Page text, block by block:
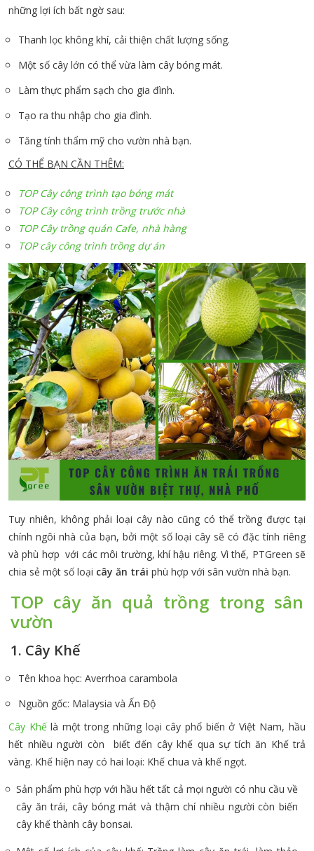
những lợi ích bất ngờ sau:
Thanh lọc không khí, cải thiện chất lượng sống.
Một số cây lớn có thể vừa làm cây bóng mát.
Làm thực phẩm sạch cho gia đình.
Tạo ra thu nhập cho gia đình.
Tăng tính thẩm mỹ cho vườn nhà bạn.
CÓ THỂ BẠN CẦN THÊM:
TOP Cây công trình tạo bóng mát
TOP Cây công trình trồng trước nhà
TOP Cây trồng quán Cafe, nhà hàng
TOP cây công trình trồng dự án
Tuy nhiên, không phải loại cây nào cũng có thể trồng được tại
chính ngôi nhà của bạn, bởi một số loại cây sẽ có đặc tính riêng
và phù hợp với các môi trường, khí hậu riêng. Vì thế, PTGreen sẽ
chia sẻ một số loại cây ăn trái phù hợp với sân vườn nhà bạn.
TOP cây ăn quả trồng trong sân
vườn
1. Cây Khế
Tên khoa học: Averrhoa carambola
Nguồn gốc: Malaysia và Ấn Độ
Cây Khếlà một trong những loại cây phổ biến ở Việt Nam, hầu
hết nhiều người còn biết đến cây khế qua sự tích ăn Khế trả
vàng. Khế hiện nay có hai loại: Khế chua và khế ngọt.
Sản phẩm phù hợp với hầu hết tất cả mọi người có nhu cầu về
cây ăn trái, cây bóng mát và thậm chí nhiều người còn biến
cây khế thành cây bonsai.